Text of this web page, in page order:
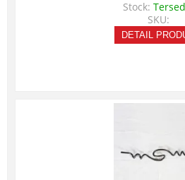
Stock:
SKU:
DETAIL